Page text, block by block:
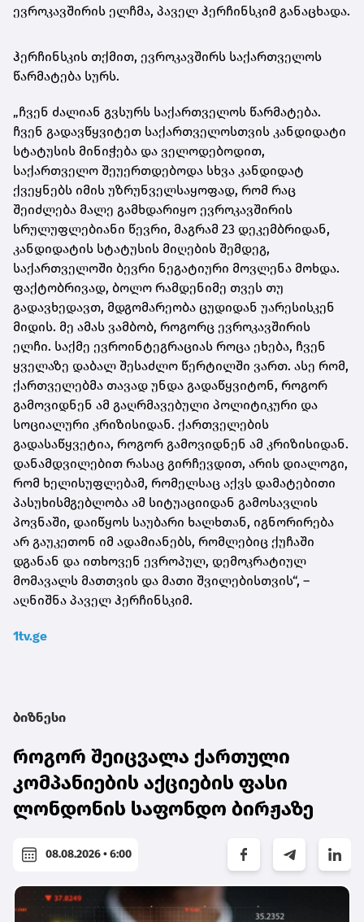
ევროკავშირის ელჩმა, პაველ ჰერჩინსკიმ განაცხადა.
ჰერჩინსკის თქმით, ევროკავშირს საქართველოს
წარმატება სურს.
„ჩვენ ძალიან გვსურს საქართველოს წარმატება.
ჩვენ გადავწყვიტეთ საქართველოსთვის კანდიდატი
სტატუსის მინიჭება და ველოდებოდით,
საქართველო შეუერთდებოდა სხვა კანდიდატ
ქვეყნებს იმის უზრუნველსაყოფად, რომ რაც
შეიძლება მალე გამხდარიყო ევროკავშირის
სრულუფლებიანი წევრი, მაგრამ 23 დეკემბრიდან,
კანდიდატის სტატუსის მიღების შემდეგ,
საქართველოში ბევრი ნეგატიური მოვლენა მოხდა.
ფაქტობრივად, ბოლო რამდენიმე თვეს თუ
გადავხედავთ, მდგომარეობა ცუდიდან უარესისკენ
მიდის. მე ამას ვამბობ, როგორც ევროკავშირის
ელჩი. საქმე ევროინტეგრაციას როცა ეხება, ჩვენ
ყველაზე დაბალ შესაძლო წერტილში ვართ. ასე რომ,
ქართველებმა თავად უნდა გადაწყვიტონ, როგორ
გამოვიდნენ ამ გაღრმავებული პოლიტიკური და
სოციალური კრიზისიდან. ქართველების
გადასაწყვეტია, როგორ გამოვიდნენ ამ კრიზისიდან.
დანამდვილებით რასაც გირჩევდით, არის დიალოგი,
რომ ხელისუფლებამ, რომელსაც აქვს დამატებითი
პასუხისმგებლობა ამ სიტუაციიდან გამოსავლის
პოვნაში, დაიწყოს საუბარი ხალხთან, იგნორირება
არ გაუკეთონ იმ ადამიანებს, რომლებიც ქუჩაში
დგანან და ითხოვენ ევროპულ, დემოკრატიულ
მომავალს მათთვის და მათი შვილებისთვის“, –
აღნიშნა პაველ ჰერჩინსკიმ.
1tv.ge
ბიზნესი
როგორ შეიცვალა ქართული
კომპანიების აქციების ფასი
ლონდონის საფონდო ბირჟაზე
08.08.2026 • 6:00